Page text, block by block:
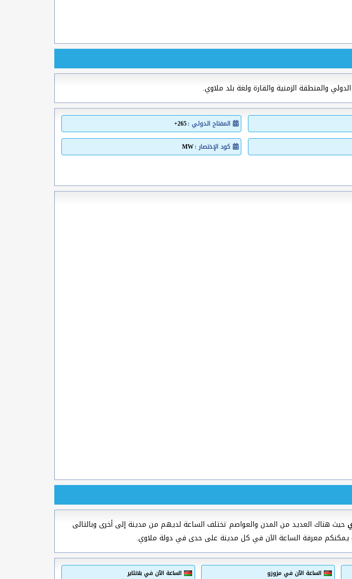
والمنطقة الزمنية والقارة ولغة بلد ملاوي.
المفتاح الدولي :265+
كود الإختصار :MW
حيث هناك العديد من المدن والعواصم تختلف الساعة لديهم من مدينة إلى أخرى وبالتالى
يمكنكم معرفة الساعة الآن في كل مدينة على حدى في دولة ملاوي.
الساعة الآن في مزوزو الساعة الآن في بلانتاير